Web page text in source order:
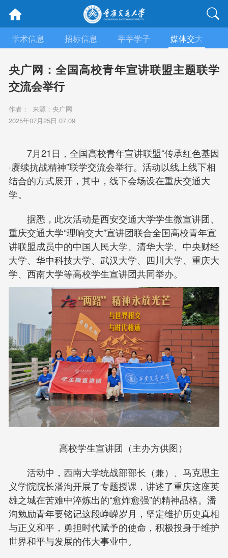
学术信息 招标信息 莘莘学子 媒体交大
央广网：全国高校青年宣讲联盟主题联学
交流会举行
作者： 来源：央广网
2025年07月25日 07:09
7月21日，全国高校青年宣讲联盟“传承红色基因
·赓续抗战精神”联学交流会举行。活动以线上线下相
结合的方式展开，其中，线下会场设在重庆交通大
学。
据悉，此次活动是西安交通大学学生微宣讲团、
重庆交通大学“理响交大”宣讲团联合全国高校青年宣
讲联盟成员中的中国人民大学、清华大学、中央财经
大学、华中科技大学、武汉大学、四川大学、重庆大
学、西南大学等高校学生宣讲团共同举办。
高校学生宣讲团（主办方供图）
活动中，西南大学统战部部长（兼）、马克思主
义学院院长潘洵开展了专题授课，讲述了重庆这座英
雄之城在苦难中淬炼出的“愈炸愈强”的精神品格。潘
洵勉励青年要铭记这段峥嵘岁月，坚定维护历史真相
与正义和平，勇担时代赋予的使命，积极投身于维护
世界和平与发展的伟大事业中。